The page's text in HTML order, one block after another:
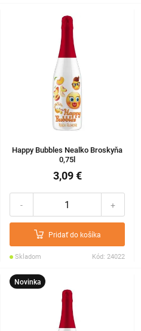
Happy Bubbles Nealko Broskyňa
0,75l
3,09 €
- +
Pridať do košíka
Skladom Kód: 24022
Novinka